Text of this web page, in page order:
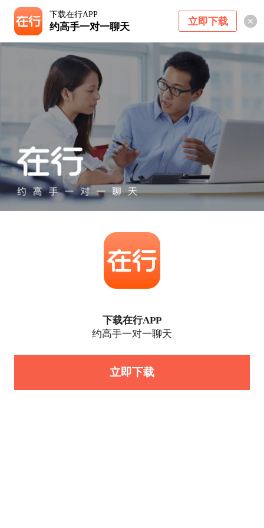
下载在行APP
约高手一对一聊天 立即下载
下载在行APP
约高手一对一聊天
立即下载